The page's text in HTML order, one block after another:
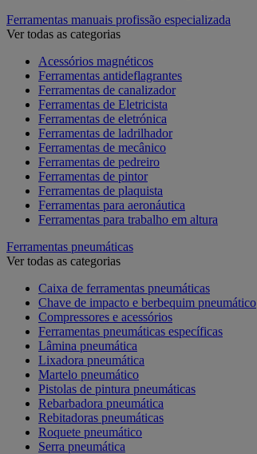
Ferramentas manuais profissão especializada
Ver todas as categorias
Acessórios magnéticos
Ferramentas antideflagrantes
Ferramentas de canalizador
Ferramentas de Eletricista
Ferramentas de eletrónica
Ferramentas de ladrilhador
Ferramentas de mecânico
Ferramentas de pedreiro
Ferramentas de pintor
Ferramentas de plaquista
Ferramentas para aeronáutica
Ferramentas para trabalho em altura
Ferramentas pneumáticas
Ver todas as categorias
Caixa de ferramentas pneumáticas
Chave de impacto e berbequim pneumático
Compressores e acessórios
Ferramentas pneumáticas específicas
Lâmina pneumática
Lixadora pneumática
Martelo pneumático
Pistolas de pintura pneumáticas
Rebarbadora pneumática
Rebitadoras pneumáticas
Roquete pneumático
Serra pneumática